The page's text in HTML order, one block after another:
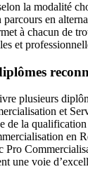
la modalité
en
à chacun de
et
plusieurs
et
de la
en
Pro
une voie